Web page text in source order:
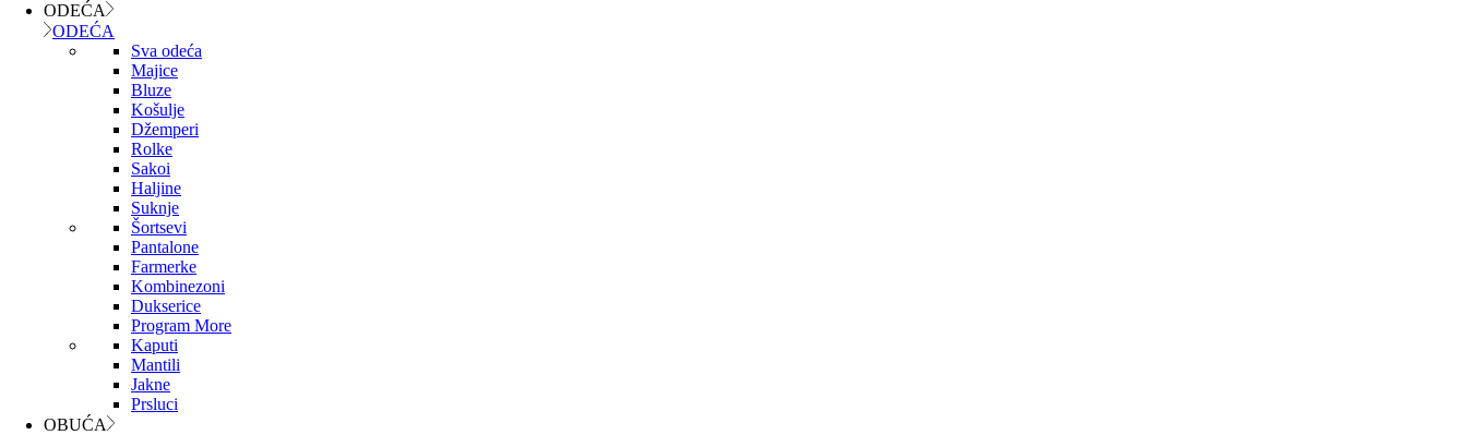
ODEĆA
ODEĆA
Sva odeća
Majice
Bluze
Košulje
Džemperi
Rolke
Sakoi
Haljine
Suknje
Šortsevi
Pantalone
Farmerke
Kombinezoni
Dukserice
Program More
Kaputi
Mantili
Jakne
Prsluci
OBUĆA